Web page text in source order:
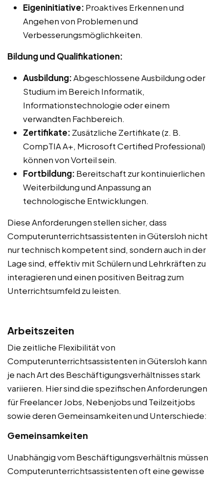
Eigeninitiative: Proaktives Erkennen und
Angehen von Problemen und
Verbesserungsmöglichkeiten.
Bildung und Qualifikationen:
Ausbildung:Abgeschlossene Ausbildung oder
Studium im Bereich Informatik,
Informationstechnologie oder einem
verwandten Fachbereich.
Zertifikate: Zusätzliche Zertifikate (z. B.
CompTIA A+, Microsoft Certified Professional)
können von Vorteil sein.
Fortbildung: Bereitschaft zur kontinuierlichen
Weiterbildung und Anpassung an
technologische Entwicklungen.
Diese Anforderungen stellen sicher, dass
Computerunterrichtsassistenten in Gütersloh nicht
nur technisch kompetent sind, sondern auch in der
Lage sind, effektiv mit Schülern und Lehrkräften zu
interagieren und einen positiven Beitrag zum
Unterrichtsumfeld zu leisten.
Arbeitszeiten
Die zeitliche Flexibilität von
Computerunterrichtsassistenten in Gütersloh kann
je nach Art des Beschäftigungsverhältnisses stark
variieren. Hier sind die spezifischen Anforderungen
für Freelancer Jobs, Nebenjobs und Teilzeitjobs
sowie deren Gemeinsamkeiten und Unterschiede:
Gemeinsamkeiten
Unabhängig vom Beschäftigungsverhältnis müssen
Computerunterrichtsassistenten oft eine gewisse